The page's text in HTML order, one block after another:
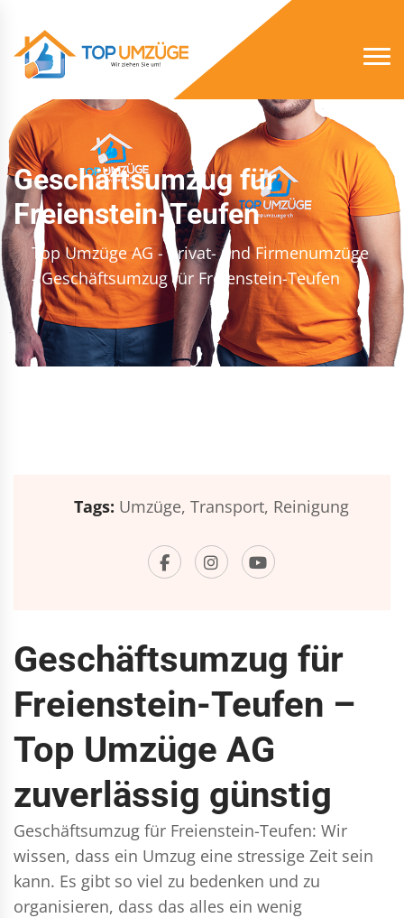
Geschäftsumzug für
Freienstein-Teufen
Top Umzüge AG - Privat- und Firmenumzüge
- Geschäftsumzug für Freienstein-Teufen
Tags: Umzüge, Transport, Reinigung
Geschäftsumzug für
Freienstein-Teufen –
Top Umzüge AG
zuverlässig günstig
Geschäftsumzug für Freienstein-Teufen: Wir
wissen, dass ein Umzug eine stressige Zeit sein
kann. Es gibt so viel zu bedenken und zu
organisieren, dass das alles ein wenig